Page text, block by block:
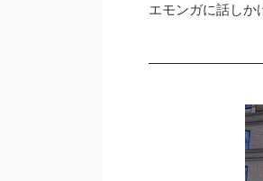
エモンガに話しか